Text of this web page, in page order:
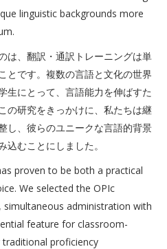
linguistic backgrounds more
は、翻訳・通訳トレーニングは単
とです。複数の言語と文化の世界
生にとって、言語能力を伸ばすた
の研究をきっかけに、私たちは継
し、彼らのユニークな言語的背景
むことにしました。
proven to be both a practical
We selected the OPIc
administration with
feature for classroom-
traditional proficiency